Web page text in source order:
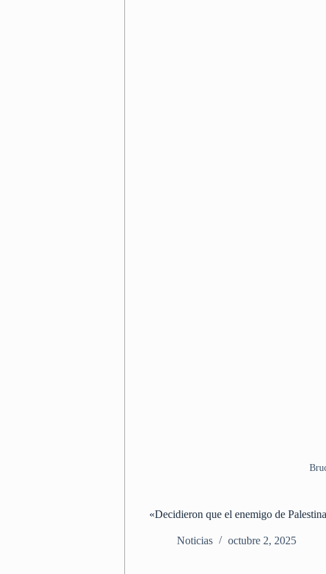
«Decidieron que el enemigo de
Noticias octubre 2, 2025